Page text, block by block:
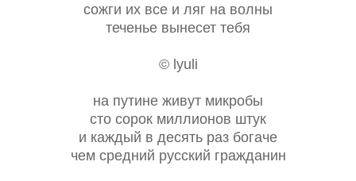
сожги их все и ляг на волны
теченье вынесет тебя
© lyuli
на путине живут микробы
сто сорок миллионов штук
и каждый в десять раз богаче
чем средний русский гражданин